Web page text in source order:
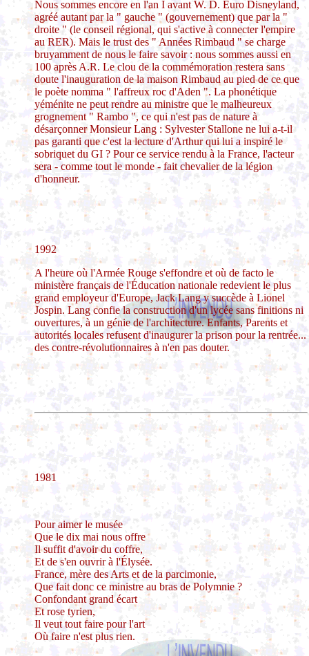
Nous sommes encore en l'an I avant W. D. Euro Disneyland,
agréé autant par la " gauche " (gouvernement) que par la "
droite " (le conseil régional, qui s'active à connecter l'empire
au RER). Mais le trust des " Années Rimbaud " se charge
bruyamment de nous le faire savoir : nous sommes aussi en
100 après A.R. Le clou de la commémoration restera sans
doute l'inauguration de la maison Rimbaud au pied de ce que
le poète nomma " l'affreux roc d'Aden ". La phonétique
yéménite ne peut rendre au ministre que le malheureux
grognement " Rambo ", ce qui n'est pas de nature à
désarçonner Monsieur Lang : Sylvester Stallone ne lui a-t-il
pas garanti que c'est la lecture d'Arthur qui lui a inspiré le
sobriquet du GI ? Pour ce service rendu à la France, l'acteur
sera - comme tout le monde - fait chevalier de la légion
d'honneur.
1992
A l'heure où l'Armée Rouge s'effondre et où de facto le
ministère français de l'Éducation nationale redevient le plus
grand employeur d'Europe, Jack Lang y succède à Lionel
Jospin. Lang confie la construction d'un lycée sans finitions ni
ouvertures, à un génie de l'architecture. Enfants, Parents et
autorités locales refusent d'inaugurer la prison pour la rentrée...
des contre-révolutionnaires à n'en pas douter.
1981
Pour aimer le musée
Que le dix mai nous offre
Il suffit d'avoir du coffre,
Et de s'en ouvrir à l'Élysée.
France, mère des Arts et de la parcimonie,
Que fait donc ce ministre au bras de Polymnie ?
Confondant grand écart
Et rose tyrien,
Il veut tout faire pour l'art
Où faire n'est plus rien.